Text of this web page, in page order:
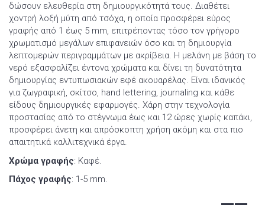
δώσουν ελευθερία στη δημιουργικότητά τους. Διαθέτει
χοντρή λοξή μύτη από τσόχα, η οποία προσφέρει εύρος
γραφής από 1 έως 5 mm, επιτρέποντας τόσο τον γρήγορο
χρωματισμό μεγάλων επιφανειών όσο και τη δημιουργία
λεπτομερών περιγραμμάτων με ακρίβεια. Η μελάνη με βάση το
νερό εξασφαλίζει έντονα χρώματα και δίνει τη δυνατότητα
δημιουργίας εντυπωσιακών εφέ ακουαρέλας. Είναι ιδανικός
για ζωγραφική, σκίτσο, hand lettering, journaling και κάθε
είδους δημιουργικές εφαρμογές. Χάρη στην τεχνολογία
προστασίας από το στέγνωμα έως και 12 ώρες χωρίς καπάκι,
προσφέρει άνετη και απρόσκοπτη χρήση ακόμη και στα πιο
απαιτητικά καλλιτεχνικά έργα.
Χρώμα γραφής: Καφέ.
Πάχος γραφής: 1-5 mm.